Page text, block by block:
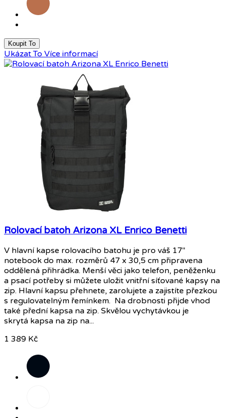
Koupit To
Ukázat To Více informací
Rolovací batoh Arizona XL Enrico Benetti
V hlavní kapse rolovacího batohu je pro váš 17"
notebook do max. rozměrů 47 x 30,5 cm připravena
oddělená přihrádka. Menší věci jako telefon, peněženku
a psací potřeby si můžete uložit vnitřní síťované kapsy na
zip. Hlavní kapsu přehnete, zarolujete a zajistíte přezkou
s regulovatelným řemínkem. Na drobnosti přijde vhod
také přední kapsa na zip. Skvělou vychytávkou je
skrytá kapsa na zip na...
1 389 Kč
Černá